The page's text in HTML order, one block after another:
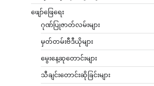
ဖျော်ဖြေရေး
ဂုဏ်ပြုဇာတ်လမ်းများ
မှတ်တမ်းဗီဒီယိုများ
မွေးနေ့ဆုတောင်းများ
သီချင်းတောင်းဆိုခြင်းများ